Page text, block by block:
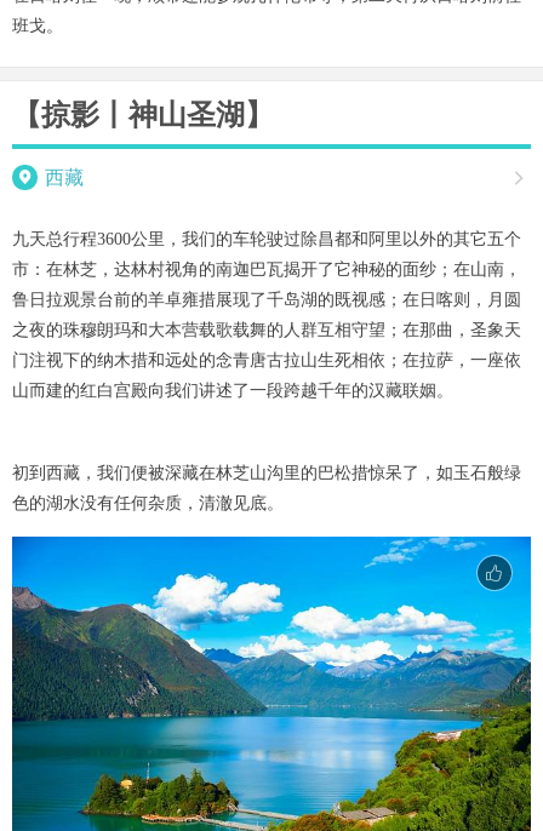
班戈。
【掠影丨神山圣湖】
 西藏 
九天总行程3600公里，我们的车轮驶过除昌都和阿里以外的其它五个
市：在林芝，达林村视角的南迦巴瓦揭开了它神秘的面纱；在山南，
鲁日拉观景台前的羊卓雍措展现了千岛湖的既视感；在日喀则，月圆
之夜的珠穆朗玛和大本营载歌载舞的人群互相守望；在那曲，圣象天
门注视下的纳木措和远处的念青唐古拉山生死相依；在拉萨，一座依
山而建的红白宫殿向我们讲述了一段跨越千年的汉藏联姻。
初到西藏，我们便被深藏在林芝山沟里的巴松措惊呆了，如玉石般绿
色的湖水没有任何杂质，清澈见底。